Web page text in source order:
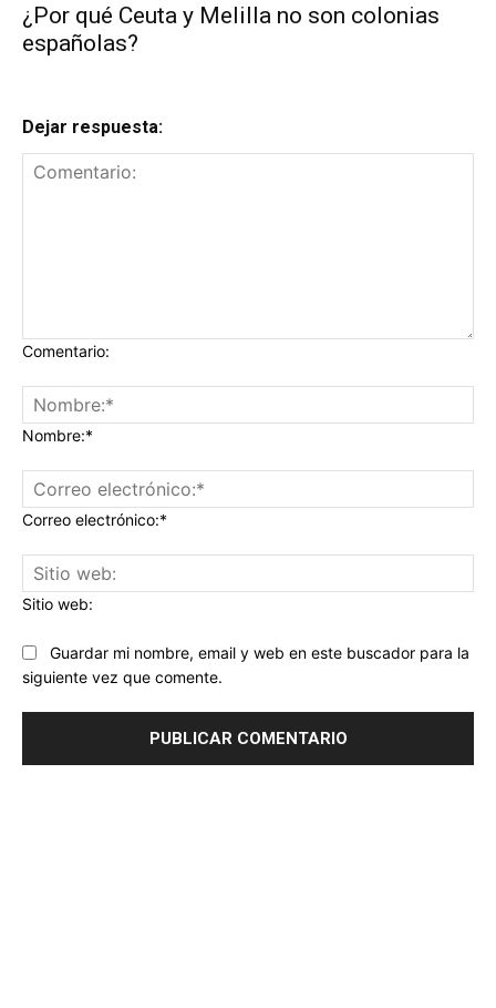
¿Por qué Ceuta y Melilla no son colonias
españolas?
Dejar respuesta:
Comentario:
Nombre:*
Correo electrónico:*
Sitio web:
Guardar mi nombre, email y web en este buscador para la
siguiente vez que comente.